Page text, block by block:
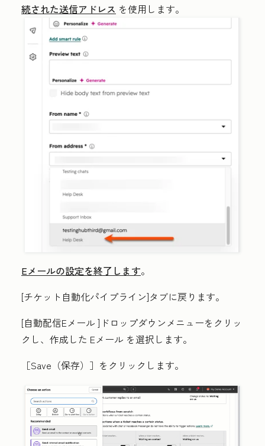
続された送信アドレス を使用します。
Eメールの設定を終了します。
[チケット自動化パイプライン]タブに戻ります。
[自動配信Eメール ]ドロップダウンメニューをクリッ
クし、作成した Eメール を選択します。
［Save（保存）］ をクリックします。